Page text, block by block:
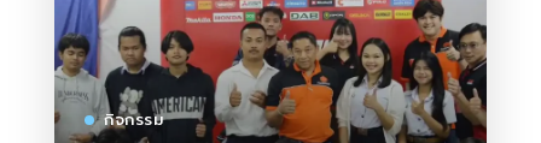
กิจกรรม